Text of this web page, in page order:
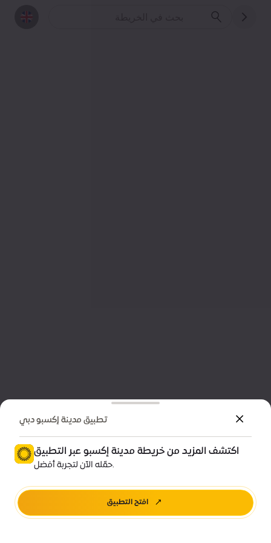
تطبيق مدينة إكسبو دبي
اكتشف المزيد من خريطة مدينة إكسبو عبر التطبيق
حمّله الآن لتجربة أفضل.
افتح التطبيق